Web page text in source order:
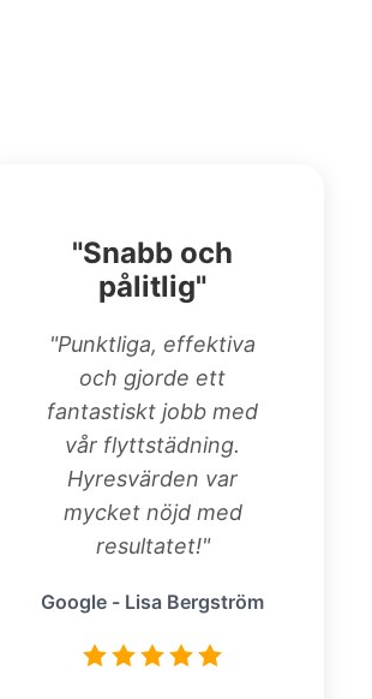
"Snabb och
pålitlig"
"Punktliga, effektiva
och gjorde ett
fantastiskt jobb med
vår flyttstädning.
Hyresvärden var
mycket nöjd med
resultatet!"
Google - Lisa Bergström